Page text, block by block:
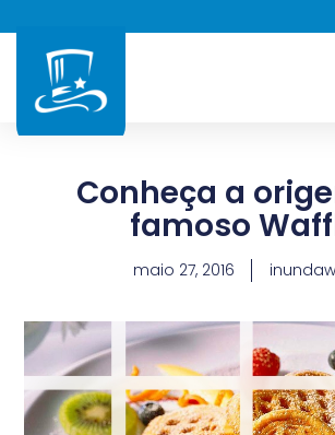
Conheça a
famoso
maio 27, 2016